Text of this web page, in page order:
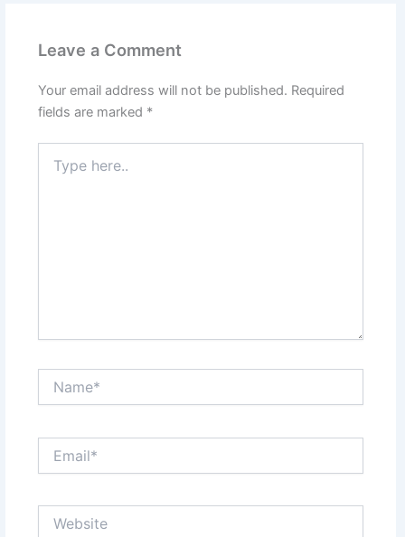
Leave a Comment
Your email address will not be published. Required
fields are marked *
here..